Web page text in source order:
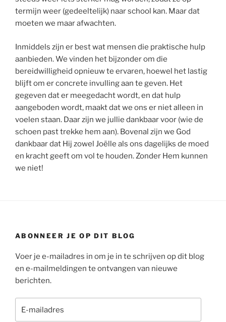
termijn weer (gedeeltelijk) naar school kan. Maar dat
moeten we maar afwachten.
Inmiddels zijn er best wat mensen die praktische hulp
aanbieden. We vinden het bijzonder om die
bereidwilligheid opnieuw te ervaren, hoewel het lastig
blijft om er concrete invulling aan te geven. Het
gegeven dat er meegedacht wordt, en dat hulp
aangeboden wordt, maakt dat we ons er niet alleen in
voelen staan. Daar zijn we jullie dankbaar voor (wie de
schoen past trekke hem aan). Bovenal zijn we God
dankbaar dat Hij zowel Joëlle als ons dagelijks de moed
en kracht geeft om vol te houden. Zonder Hem kunnen
we niet!
ABONNEER JE OP DIT BLOG
Voer je e-mailadres in om je in te schrijven op dit blog
en e-mailmeldingen te ontvangen van nieuwe
berichten.
mailadres